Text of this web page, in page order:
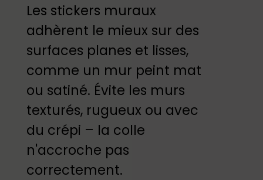
Les stickers muraux
adhèrent le mieux sur des
surfaces planes et lisses,
comme un mur peint mat
ou satiné. Évite les murs
texturés, rugueux ou avec
du crépi – la colle
n'accroche pas
correctement.